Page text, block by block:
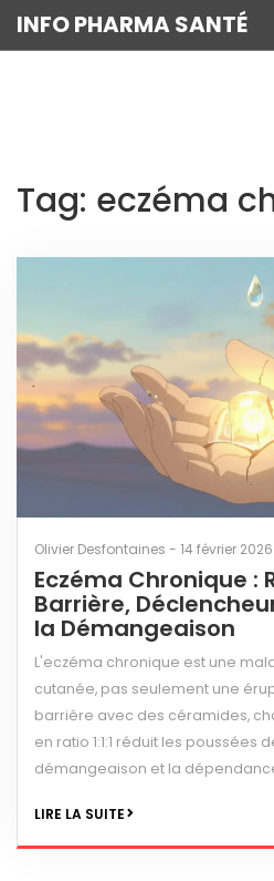
INFO PHARMA SANTÉ
Tag: eczéma
Olivier Desfontaines - 14 février 2026
Eczéma Chronique :
Barrière,
la Démangeaison
L'eczéma chronique est une
cutanée, pas seulement une
barrière avec des céramides,
en ratio 1:1:1 réduit les poussées
démangeaison et la
LIRE LA SUITE